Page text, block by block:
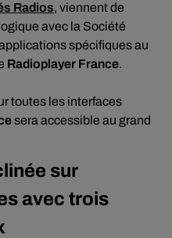
Radios, viennent de
avec la Société
spécifiques au
Radioplayer France.
toutes les interfaces
sera accessible au grand
sur
avec trois